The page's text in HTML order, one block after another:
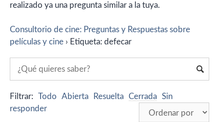
realizado ya una pregunta similar a la tuya.
Consultorio de cine: Preguntas y Respuestas sobre
películas y cine › Etiqueta: defecar
Filtrar: Todo Abierta Resuelta Cerrada Sin
responder